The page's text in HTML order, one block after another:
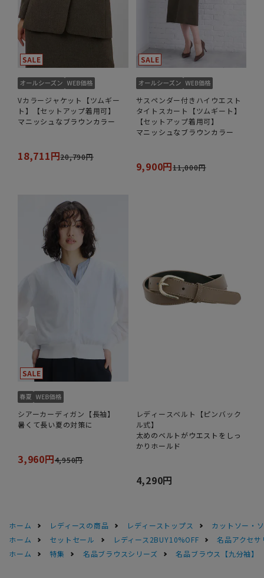
Vカラージャケット【ツムギー
ト】【セットアップ着用可】
マニッシュなブラウンカラー
18,711円20,790円
サスペンダー付きハイウエスト
タイトスカート【ツムギート】
【セットアップ着用可】
マニッシュなブラウンカラー
9,900円11,000円
シアーカーディガン【長袖】
暑くて長い夏の対策に
3,960円4,950円
レディースベルト【ピンバック
ル式】
太めのベルトがウエストをしっ
かりホールド
4,290円
ホーム レディースの商品 レディーストップス
カットソー・
ホーム
セットセール レディース2BUY10%OFF
名品アクセ
ホーム
特集 名品ブラウスシリーズ 名品ブラウス【九分袖】